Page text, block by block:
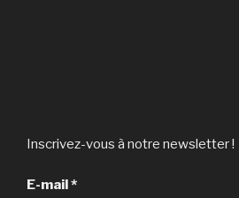
Inscrivez-vous à notre newsletter !
E-mail*